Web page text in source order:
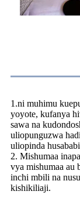
1.ni muhimu
yoyote, kufanya
sawa na
uliopunguzwa
uliopinda
2. Mishumaa
vya mishumaa au
inchi mbili na
kishikiliaji.